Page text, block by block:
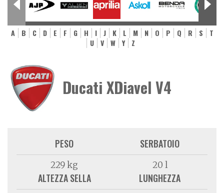
A B C D E F G H I J K L M N O P Q R S
T
U
V W Y Z
Ducati XDiavel V4
PESO
229 kg
SERBATOIO
20 l
ALTEZZA SELLA LUNGHEZZA